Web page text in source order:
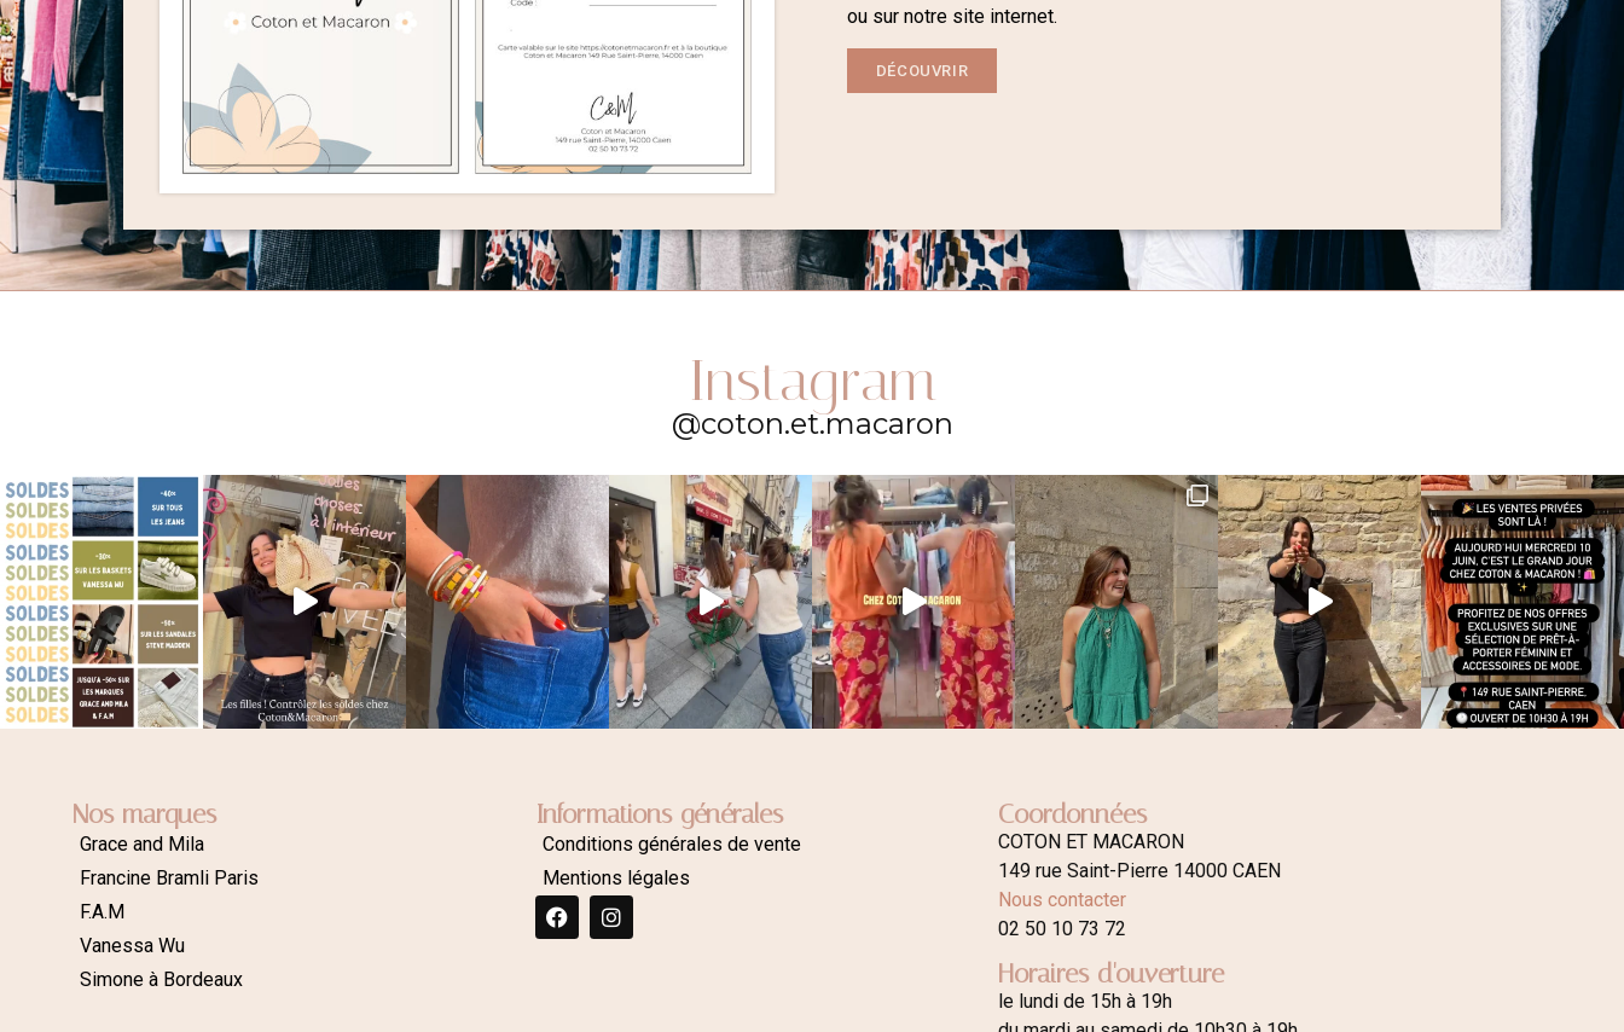
ou sur notre site internet.
DÉCOUVRIR
Instagram
@coton.et.macaron
Nos marques
Grace and Mila
Francine Bramli Paris
F.A.M
Vanessa Wu
Simone à Bordeaux
Informations générales
Conditions générales de vente
Mentions légales
Coordonnées
COTON ET MACARON
149 rue Saint-Pierre 14000 CAEN
Nous contacter
02 50 10 73 72
Horaires d'ouverture
le lundi de 15h à 19h